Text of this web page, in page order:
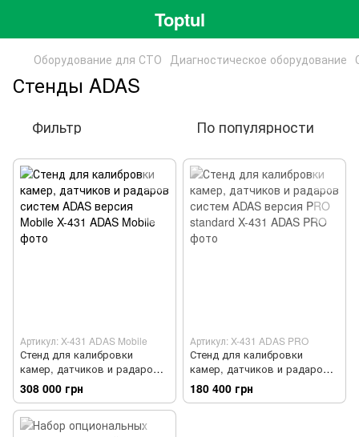
Toptul
Оборудование для СТО Диагностическое оборудование
Стенды ADAS
Фильтр По популярности
Артикул: X-431 ADAS Mobile
Стенд для калибровки
камер, датчиков и радаров
систем ADAS версия Mobile
308 000 грн
Артикул: X-431 ADAS PRO
Стенд для калибровки
камер, датчиков и радаров
систем ADAS версия PRO
standard
180 400 грн